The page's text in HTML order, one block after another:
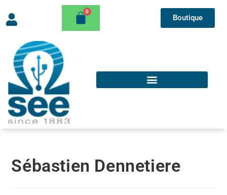
Boutique
Sébastien Dennetiere